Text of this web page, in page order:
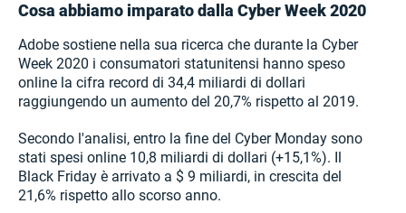
Cosa abbiamo imparato dalla Cyber Week 2020
Adobe sostiene nella sua ricerca che durante la Cyber
Week 2020 i consumatori statunitensi hanno speso
online la cifra record di 34,4 miliardi di dollari
raggiungendo un aumento del 20,7% rispetto al 2019.
Secondo l'analisi, entro la fine del Cyber Monday sono
stati spesi online 10,8 miliardi di dollari (+15,1%). Il
Black Friday è arrivato a $ 9 miliardi, in crescita del
21,6% rispetto allo scorso anno.